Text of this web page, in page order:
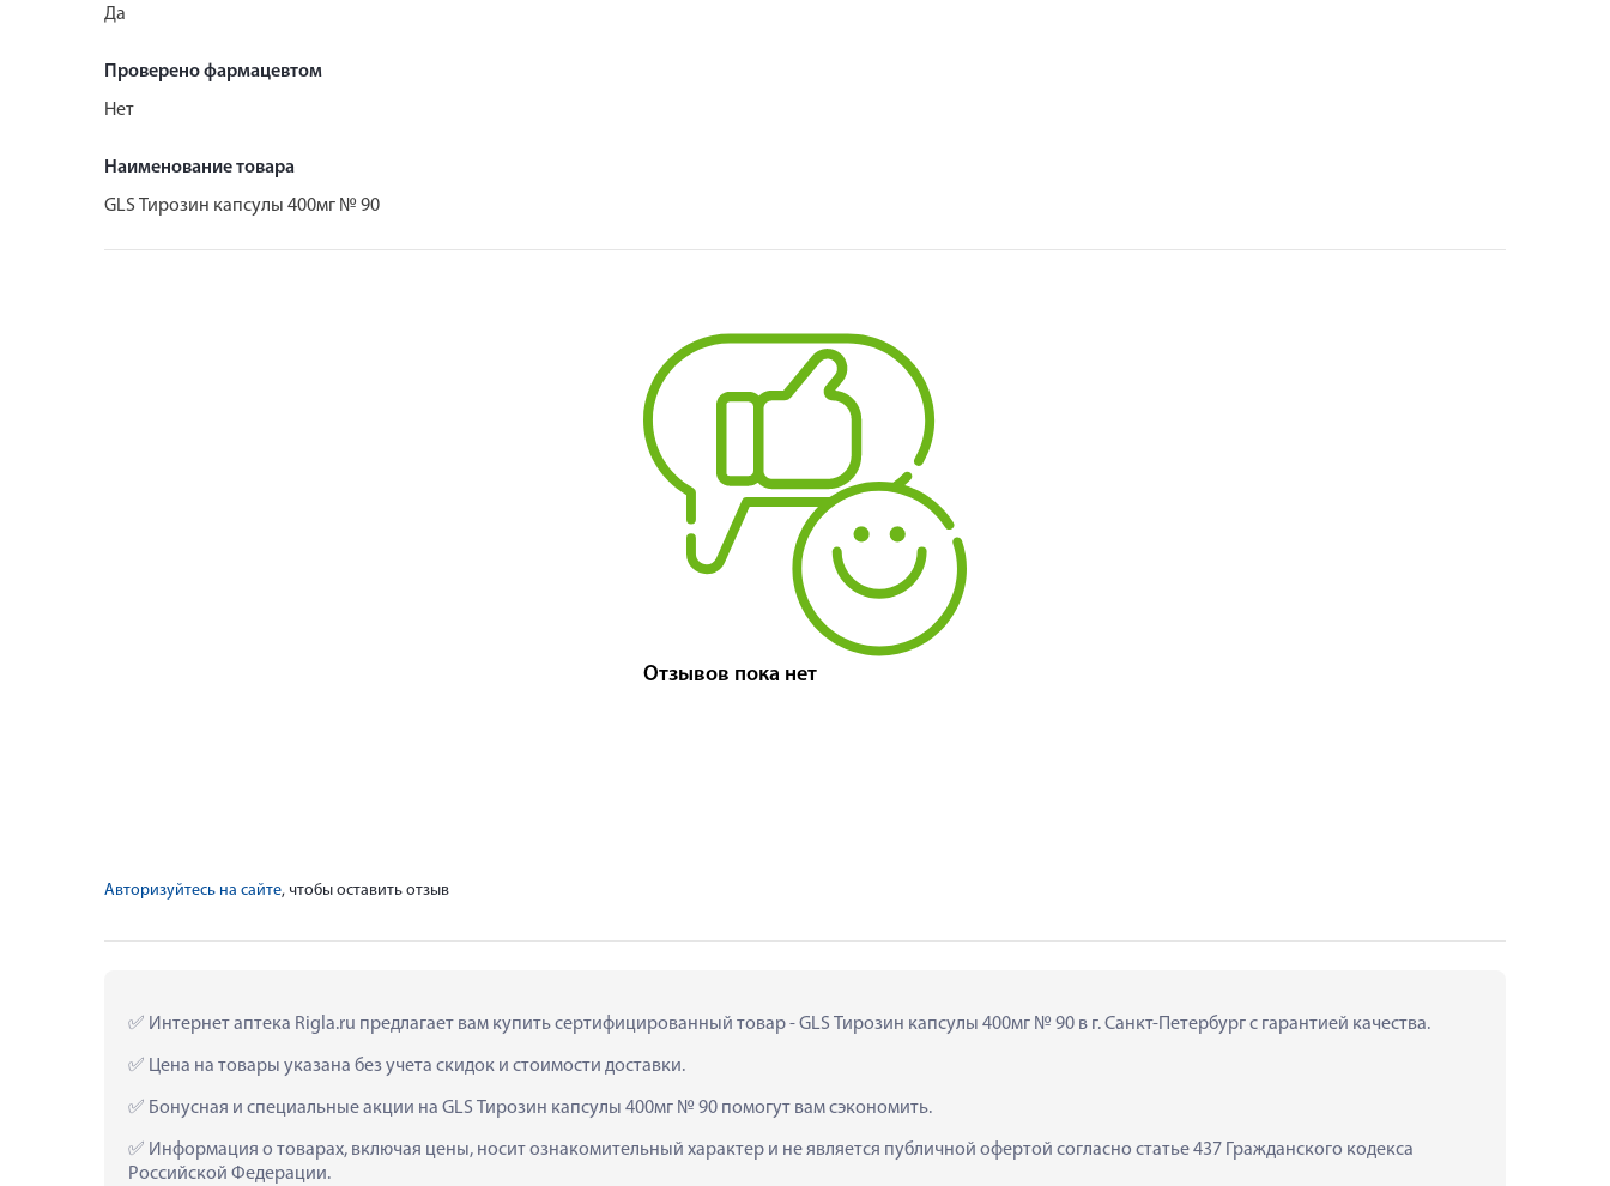
Да
Проверено фармацевтом
Нет
Наименование товара
GLS Тирозин капсулы 400мг № 90
Отзывов пока нет
Авторизуйтесь на сайте, чтобы оставить отзыв
Интернет аптека Rigla.ru предлагает вам купить сертифицированный товар - GLS Тирозин капсулы 400мг № 90 в г. Санкт-Петербург с гарантией качества.
Цена на товары указана без учета скидок и стоимости доставки.
Бонусная и специальные акции на GLS Тирозин капсулы 400мг № 90 помогут вам сэкономить.
Информация о товарах, включая цены, носит ознакомительный характер и не является публичной офертой согласно статье 437 Гражданского кодекса
Российской Федерации.